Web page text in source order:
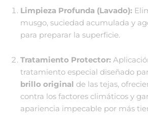
Limpieza Profunda (Lavado):
musgo, suciedad acumulada y
para preparar la superficie.
Tratamiento Protector:
tratamiento especial diseñado
brillo original de las tejas,
contra los factores climáticos y
apariencia impecable por más